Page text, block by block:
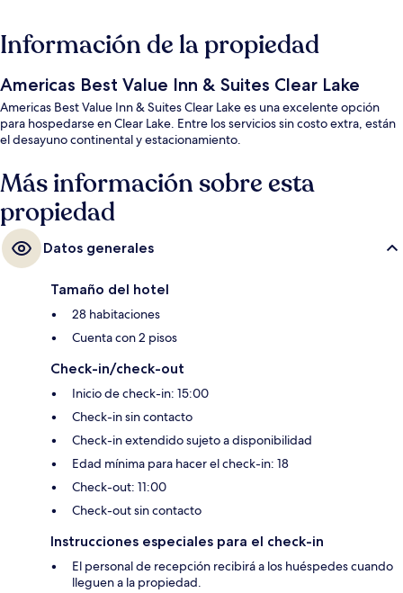
Información de la propiedad
Americas Best Value Inn & Suites Clear Lake
Americas Best Value Inn & Suites Clear Lake es una excelente opción
para hospedarse en Clear Lake. Entre los servicios sin costo extra, están
el desayuno continental y estacionamiento.
Más información sobre esta
propiedad
Datos generales
Tamaño del hotel
28 habitaciones
Cuenta con 2 pisos
Check-in/check-out
Inicio de check-in: 15:00
Check-in sin contacto
Check-in extendido sujeto a disponibilidad
Edad mínima para hacer el check-in: 18
Check-out: 11:00
Check-out sin contacto
Instrucciones especiales para el check-in
El personal de recepción recibirá a los huéspedes cuando
lleguen a la propiedad.